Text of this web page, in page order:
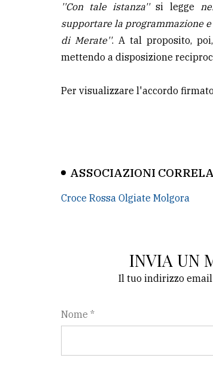
''Con tale istanza''si legge
supportare la programmazione
di Merate''. A tal proposito,
mettendo a disposizione
Per visualizzare l'accordo
ASSOCIAZIONI
Croce Rossa Olgiate Molgora
INVIA UN
Il tuo indirizzo
Nome *